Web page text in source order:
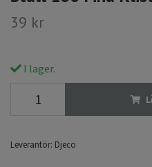
39 kr
I lager.
Leverantör: Djeco